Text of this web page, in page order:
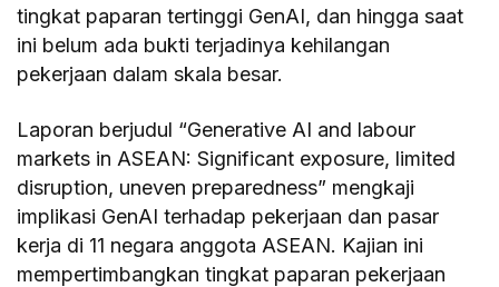
tingkat paparan tertinggi GenAI, dan hingga saat
ini belum ada bukti terjadinya kehilangan
pekerjaan dalam skala besar.
Laporan berjudul “Generative AI and labour
markets in ASEAN: Significant exposure, limited
disruption, uneven preparedness” mengkaji
implikasi GenAI terhadap pekerjaan dan pasar
kerja di 11 negara anggota ASEAN. Kajian ini
mempertimbangkan tingkat paparan pekerjaan